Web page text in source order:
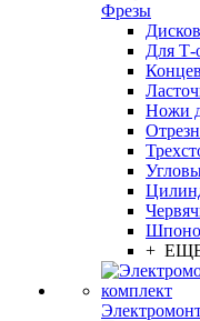
Фрезы
Для Т-
Ножи
+